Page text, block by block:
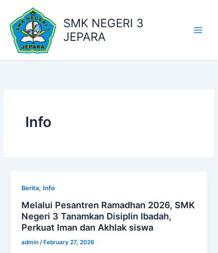
content
SMK NEGERI 3
JEPARA
Info
Berita, Info
Melalui Pesantren Ramadhan 2026, SMK
Negeri 3 Tanamkan Disiplin Ibadah,
Perkuat Iman dan Akhlak siswa
admin /February 27, 2026